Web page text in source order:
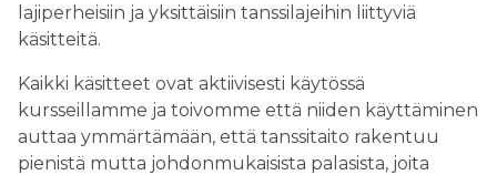
lajiperheisiin ja yksittäisiin tanssilajeihin liittyviä
käsitteitä.
Kaikki käsitteet ovat aktiivisesti käytössä
kursseillamme ja toivomme että niiden käyttäminen
auttaa ymmärtämään, että tanssitaito rakentuu
pienistä mutta johdonmukaisista palasista, joita